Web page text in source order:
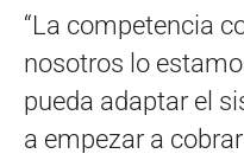
“La competencia
nosotros lo
pueda adaptar el
a empezar a